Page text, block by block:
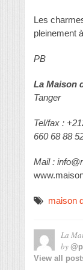
Les
pleinement
PB
La Maison
Tanger
Tel/fax :
660 68 88
Mail :
maison
La
by
View all